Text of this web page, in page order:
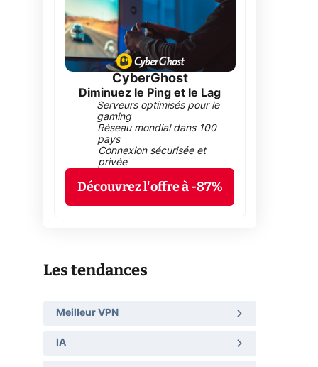
CyberGhost
Diminuez le Ping et le Lag
Serveurs optimisés pour le
gaming
Réseau mondial dans 100
pays
Connexion sécurisée et
privée
Découvrez l'offre à -87%
Les tendances
Meilleur VPN
IA